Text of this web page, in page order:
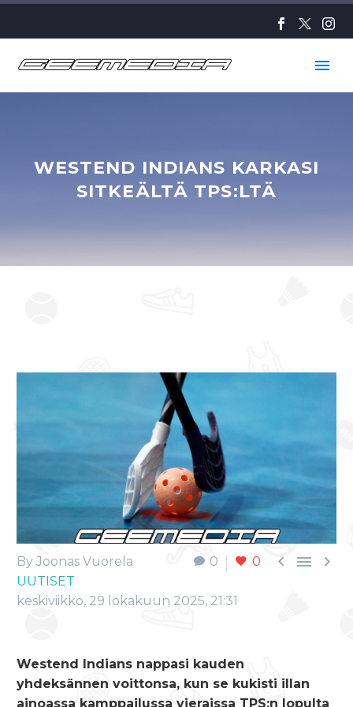
WESTEND INDIANS KARKASI
SITKEÄLTÄ TPS:LTÄ
0 0   
By Joonas Vuorela
UUTISET
keskiviikko, 29 lokakuun 2025, 21:31
Westend Indians nappasi kauden
yhdeksännen voittonsa, kun se kukisti illan
ainoassa kamppailussa vieraissa TPS:n lopulta